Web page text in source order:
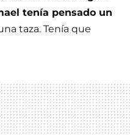
tenía pensado un
taza. Tenía que